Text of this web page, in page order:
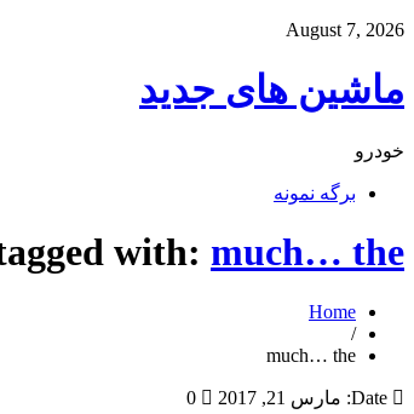
August 7, 2026
ماشین های جدید
خودرو
برگه نمونه
with: much… the
Home
/
much… the
Date: مارس 21, 2017 0